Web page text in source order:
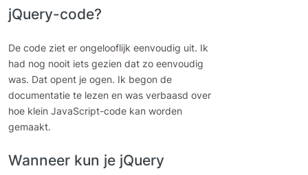
jQuery-code?
De code ziet er ongelooflijk eenvoudig uit. Ik
had nog nooit iets gezien dat zo eenvoudig
was. Dat opent je ogen. Ik begon de
documentatie te lezen en was verbaasd over
hoe klein JavaScript-code kan worden
gemaakt.
Wanneer kun je jQuery